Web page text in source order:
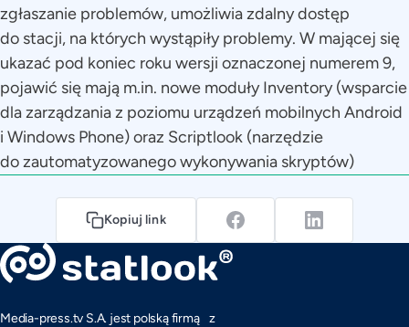
zgłaszanie problemów, umożliwia zdalny dostęp
do stacji, na których wystąpiły problemy. W mającej się
ukazać pod koniec roku wersji oznaczonej numerem 9,
pojawić się mają m.in. nowe moduły Inventory (wsparcie
dla zarządzania z poziomu urządzeń mobilnych Android
i Windows Phone) oraz Scriptlook (narzędzie
do zautomatyzowanego wykonywania skryptów)
Kopiuj link
Media-press.tv S.A. jest polską firmą z